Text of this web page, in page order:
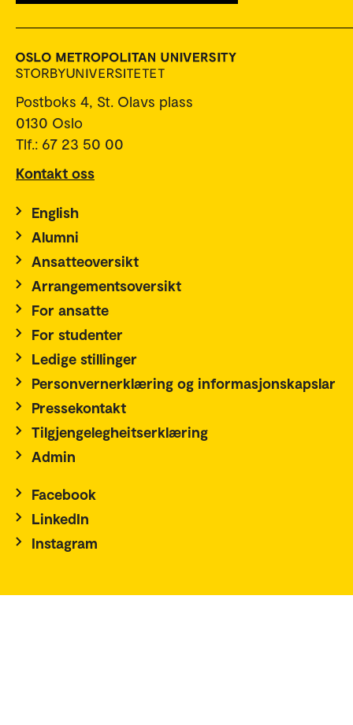
Postboks 4, St. Olavs plass
0130 Oslo
Tlf.: 67 23 50 00
Kontakt oss
English
Alumni
Ansatteoversikt
Arrangementsoversikt
For ansatte
For studenter
Ledige stillinger
Personvernerklæring og informasjonskapslar
Pressekontakt
Tilgjengelegheitserklæring
Admin
Facebook
LinkedIn
Instagram